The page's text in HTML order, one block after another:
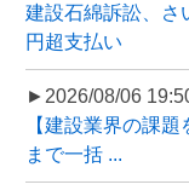
建設石綿訴訟、さ
円超支払い
►2026/08/06
【建設業界の課
まで一括 ...